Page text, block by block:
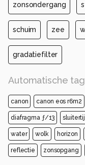
zonsondergang
schuim zee
gradatiefilter
Automatische
canon canon eos r6m2
diafragma ƒ/13
water wolk horizon
reflectie zonsopgang